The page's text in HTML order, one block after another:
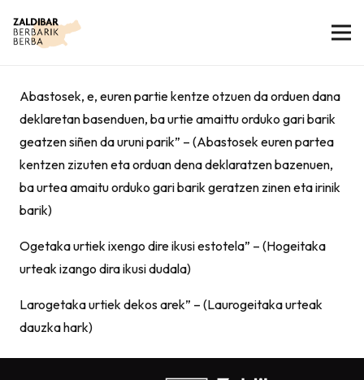
Abastosek, e, euren partie kentze otzuen da orduen dana
deklaretan basenduen, ba urtie amaittu orduko gari barik
geatzen siñen da uruni parik” – (Abastosek euren partea
kentzen zizuten eta orduan dena deklaratzen bazenuen,
ba urtea amaitu orduko gari barik geratzen zinen eta irinik
barik)
Ogetaka urtiek ixengo dire ikusi estotela” – (Hogeitaka
urteak izango dira ikusi dudala)
Larogetaka urtiek dekos arek” – (Laurogeitaka urteak
dauzka hark)